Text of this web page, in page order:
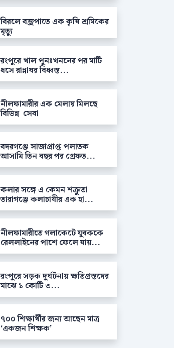
বিরলে বজ্রপাতে এক কৃষি শ্রমিকের
মৃত্যু
রংপুরে খাল পুনঃখননের পর মাটি
ধসে রান্নাঘর বিধ্বস্ত...
নীলফামারীর এক মেলায় মিলছে
বিভিন্ন সেবা
বদরগঞ্জে সাজাপ্রাপ্ত পলাতক
আসামি তিন বছর পর গ্রেফত...
কলার সঙ্গে এ কেমন শক্রুতা
তারাগঞ্জে কলাচাষীর এক হা...
নীলফামারীতে গলাকেটে যুবককে
রেললাইনের পাশে ফেলে যায়...
রংপুরে সড়ক দুর্ঘটনায় ক্ষতিগ্রস্তদের
মাঝে ১ কোটি ৩...
৭০০ শিক্ষার্থীর জন্য আছেন মাত্র
‘একজন শিক্ষক’